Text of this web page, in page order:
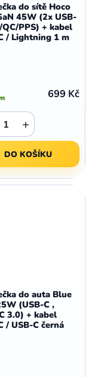
do sítě Hoco
45W (2x USB-
QC/PPS) + kabel
/ Lightning 1 m
699 Kč
+
DO KOŠÍKU
do auta Blue
(USB-C ,
3.0) + kabel
/ USB-C černá